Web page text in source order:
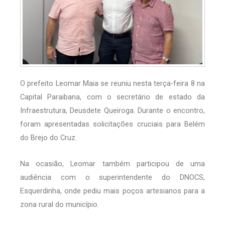
O prefeito Leomar Maia se reuniu nesta terça-feira 8 na
Capital Paraibana, com o secretário de estado da
Infraestrutura, Deusdete Queiroga. Durante o encontro,
foram apresentadas solicitações cruciais para Belém
do Brejo do Cruz.
Na ocasião, Leomar também participou de uma
audiência com o superintendente do DNOCS,
Esquerdinha, onde pediu mais poços artesianos para a
zona rural do município.